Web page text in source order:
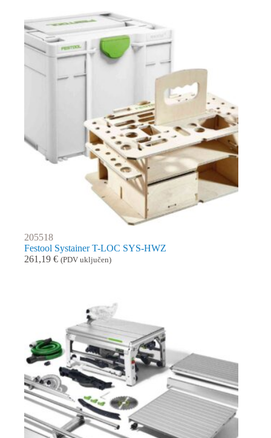
205518
Festool Systainer T-LOC SYS-HWZ
261,19 € (PDV uključen)